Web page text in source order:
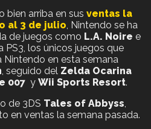
bien arriba en sus ventas la
al 3 de julio , Nintendo se ha
de juegos como L.A. Noire e
PS3, los únicos juegos que
en esta semana
, seguido del Zelda Ocarina
007 y Wii Sports Resort.
de 3DS Tales of Abbyss
en ventas la semana pasada.